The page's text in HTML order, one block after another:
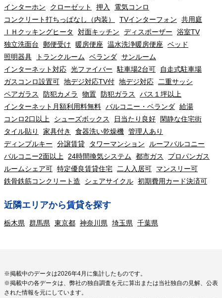
インターホン
クローゼット 押入
電気コンロ
コンクリート打ちっぱなし（内装）
TVインターフォン
共用庭
ＩＨクッキングヒータ
対面キッチン ディスポーザー
浴室TV
独立洗面台
郵便受け 暖房便座 温水洗浄暖房便座
ベッド
照明器具
トランクルーム ベランダ サンルーム
インターネット対応 光ファイバー 駐車場2台可
自走式駐車場
ガスコンロ設置可 地デジ対応TV付 地デジ対応 二重サッシ
ペアガラス
防犯カメラ 物置 防犯ガラス
バス１坪以上
インターネット月額利用料無料 バルコニー・ベランダ 給湯
コンロ2口以上
シューズボックス 日当たり良好
閑静な住宅街
タイル貼り
家具付き 食器洗い乾燥機 管理人あり
ディンプルキー
分譲賃貸 タワーマンション
ルーフバルコニー
バルコニー2面以上 24時間換気システム 都市ガス
プロパンガス
ルームシェア可 特定優良賃貸住宅 二人入居可
マンスリー可
鉄骨鉄筋コンクリート造
シェアサイクル 初期費用カード決済可
近隣エリアから賃貸を探す
栃木県 群馬県 東京都 神奈川県 埼玉県 千葉県
※掲載中のデータは2026年4月に集計したものです。
※掲載中の各データは、弊社の独自調査を元に算出または当社独自の見解、公表
された情報を元にしています。